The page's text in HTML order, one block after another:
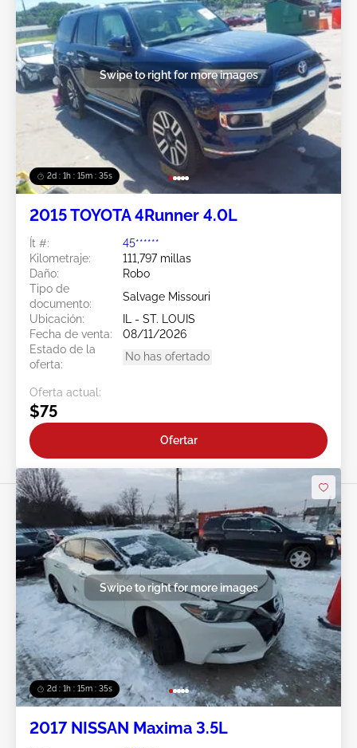
2d : 1h : 15m : 32s
Swipe to right for more images
2015 TOYOTA 4Runner 4.0L
Ít #:
45******
Kilometraje:
111,797 millas
Daño:
Robo
Tipo de
documento:
Salvage Missouri
Ubicación:
IL - ST. LOUIS
Fecha de venta:
08/11/2026
Estado de la
oferta:
No has ofertado
Oferta actual:
$75
Ofertar
2d : 1h : 15m : 32s
Swipe to right for more images
2017 NISSAN Maxima 3.5L